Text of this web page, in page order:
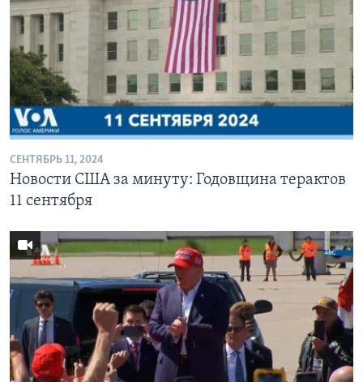
СЕНТЯБРЬ 11, 2024
Новости США за минуту: Годовщина терактов
11 сентября